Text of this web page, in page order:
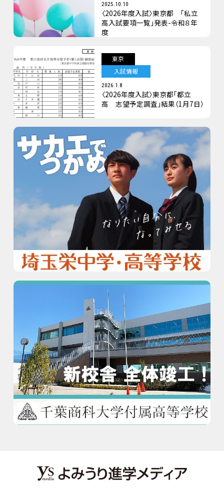
2025.10.10
〈2026年度入試〉東京都 「私立
高入試要項一覧」発表-令和８年
度
東京
入試情報
2026.1.8
〈2026年度入試〉東京都「都立
高 志望予定調査」結果（1月7日）